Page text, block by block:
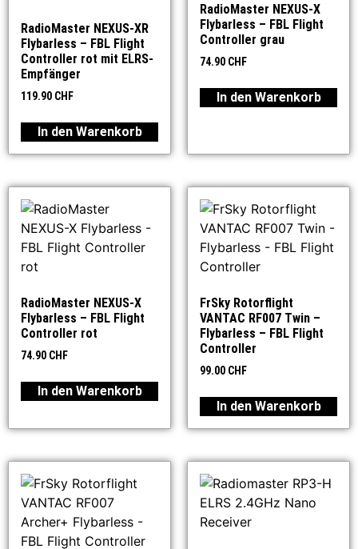
RadioMaster NEXUS-XR
Flybarless – FBL Flight
Controller rot mit ELRS-
Empfänger
119.90 CHF
In den Warenkorb
RadioMaster NEXUS-X
Flybarless – FBL Flight
Controller grau
74.90 CHF
In den Warenkorb
RadioMaster NEXUS-X
Flybarless – FBL Flight
Controller rot
74.90 CHF
In den Warenkorb
FrSky Rotorflight
VANTAC RF007 Twin –
Flybarless – FBL Flight
Controller
99.00 CHF
In den Warenkorb